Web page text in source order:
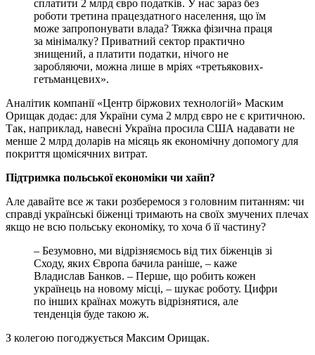
сплатити 2 млрд євро податкiв. У нас зараз без
роботи третина працездатного населення, що їм
може запропонувати влада? Тяжка фiзична праця
за мiнiмалку? Приватний сектор практично
знищений, а платити податки, нiчого не
заробляючи, можна лише в мрiях «третьякових-
гетьманцевих».
Аналiтик компанiї «Центр бiржових технологiй» Маским
Орищак додає: для України сума 2 млрд євро не є критичною.
Так, наприклад, навеснi Україна просила США надавати не
менше 2 млрд доларiв на мiсяць як економiчну допомогу для
покриття щомiсячних витрат.
Пiдтримка польської економiки чи хайп?
Але давайте все ж таки розберемося з головним питанням: чи
справдi українськi бiженцi тримають на своїх змучених плечах
якщо не всю польську економiку, то хоча б її частину?
– Безумовно, ми вiдрiзняємось вiд тих бiженцiв зi
Сходу, яких Європа бачила ранiше, – каже
Владислав Банков. – Перше, що робить кожен
українець на новому мiсцi, – шукає роботу. Цифри
по iнших країнах можуть вiдрiзнятися, але
тенденцiя буде такою ж.
З колегою погоджується Максим Орищак.